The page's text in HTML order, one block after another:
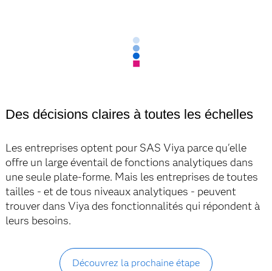
Des décisions claires à toutes les échelles
Les entreprises optent pour SAS Viya parce qu'elle
offre un large éventail de fonctions analytiques dans
une seule plate-forme. Mais les entreprises de toutes
tailles - et de tous niveaux analytiques - peuvent
trouver dans Viya des fonctionnalités qui répondent à
leurs besoins.
Découvrez la prochaine étape